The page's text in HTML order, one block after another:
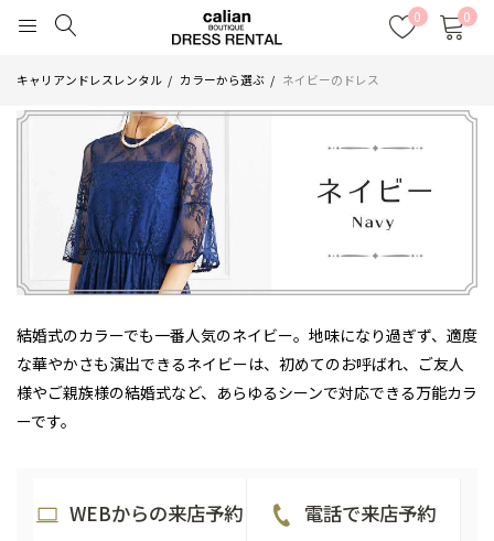
0 0
キャリアンドレスレンタル カラーから選ぶ ネイビーのドレス
結婚式のカラーでも一番人気のネイビー。地味になり過ぎず、適度
な華やかさも演出できるネイビーは、初めてのお呼ばれ、ご友人
様やご親族様の結婚式など、あらゆるシーンで対応できる万能カラ
ーです。
WEBからの来店予約 電話で来店予約